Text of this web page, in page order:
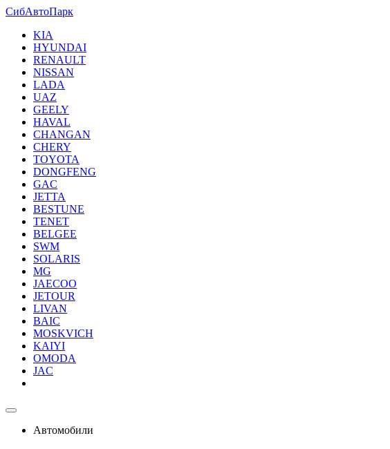
СибАвтоПарк
KIA
HYUNDAI
RENAULT
NISSAN
LADA
UAZ
GEELY
HAVAL
CHANGAN
CHERY
TOYOTA
DONGFENG
GAC
JETTA
BESTUNE
TENET
BELGEE
SWM
SOLARIS
MG
JAECOO
JETOUR
LIVAN
BAIC
MOSKVICH
KAIYI
OMODA
JAC
Автомобили